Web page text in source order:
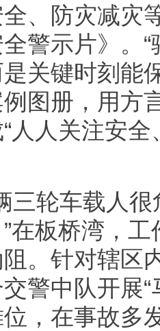
、防灾减灾
警示片》。
关键时刻能
图册，用方
人人关注安
三轮车载人
在板桥湾，
。针对辖区
警中队开展
，在事故多